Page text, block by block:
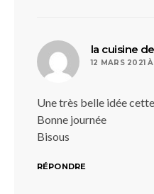
la cuisine
12 MARS 2021
Une très belle idée
Bonne journée
Bisous
RÉPONDRE